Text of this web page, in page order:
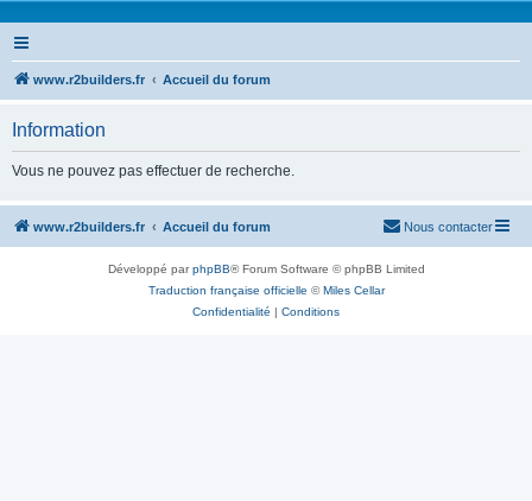
www.r2builders.fr Accueil du forum
Information
Vous ne pouvez pas effectuer de recherche.
www.r2builders.fr Accueil du forum Nous contacter
Développé parphpBB® Forum Software © phpBB Limited
Traduction française officielle ©Miles Cellar
Confidentialité | Conditions